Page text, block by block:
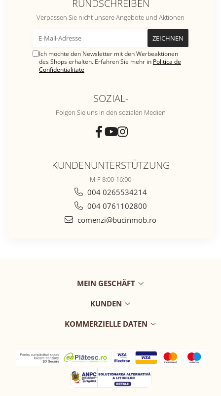
RUNDSCHREIBEN
Verpassen Sie nicht unsere Angebote und Aktionen
Ich möchte den Newsletter mit den Werbeaktionen
des Shops erhalten. Erfahren Sie mehr in Politica de
Confidentialitate
SOZIAL-
Folgen Sie uns in den sozialen Medien
KUNDENUNTERSTÜTZUNG
M-F 8:00-16:00
004 0265534214
004 0761102800
comenzi@bucinmob.ro
MEIN GESCHÄFT
KUNDEN
KOMMERZIELLE DATEN